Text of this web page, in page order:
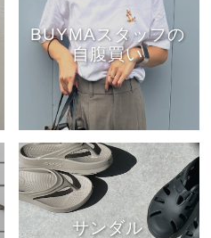
BUYMAスタッフの
自腹買い
サンダル